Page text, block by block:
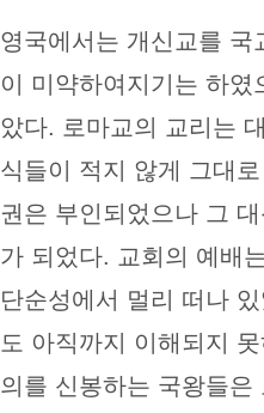
영국에서는 개신교를 국
이 미약하여지기는 하
았다. 로마교의 교리는
식들이 적지 않게 그대
권은 부인되었으나 그
가 되었다. 교회의 예배
단순성에서 멀리 떠나
도 아직까지 이해되지
의를 신봉하는 국왕들은